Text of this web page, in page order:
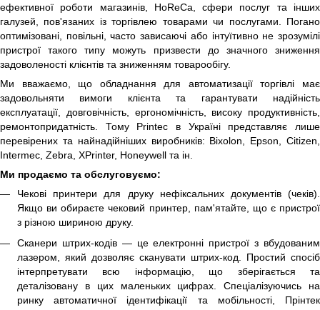
ефективної роботи магазинів, HoReCa, сфери послуг та інших
галузей, пов'язаних із торгівлею товарами чи послугами. Погано
оптимізовані, повільні, часто зависаючі або інтуїтивно не зрозумілі
пристрої такого типу можуть призвести до значного зниження
задоволеності клієнтів та зниженням товарообігу.
Ми вважаємо, що обладнання для автоматизації торгівлі має
задовольняти вимоги клієнта та гарантувати надійність
експлуатації, довговічність, ергономічність, високу продуктивність,
ремонтопридатність. Тому Printec в Україні представляє лише
перевірених та найнадійніших виробників: Bixolon, Epson, Citizen,
Intermec, Zebra, XPrinter, Honeywell та ін.
Ми продаємо та обслуговуємо:
Чекові принтери для друку нефіксальних документів (чеків).
Якщо ви обираєте чековий принтер, пам'ятайте, що є пристрої
з різною шириною друку.
Сканери штрих-кодів— це електронні пристрої з вбудованим
лазером, який дозволяє сканувати штрих-код. Простий спосіб
інтерпретувати всю інформацію, що зберігається та
деталізовану в цих маленьких цифрах. Спеціалізуючись на
ринку автоматичної ідентифікації та мобільності, Прінтек